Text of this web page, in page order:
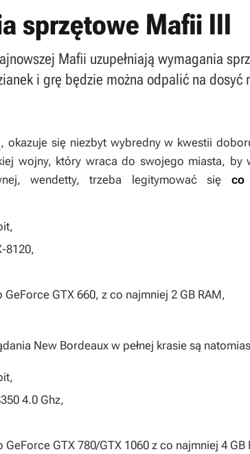
sprzętowe Mafii III
Mafii uzupełniają wymagania
i grę będzie można odpalić na dosyć
, okazuje się niezbyt wybredny w kwestii
wojny, który wraca do swojego miasta, by
wendetty, trzeba legitymować się co
8120,
GTX 660, z co najmniej 2 GB RAM,
New Bordeaux w pełnej krasie są
4.0 Ghz,
GTX 780/GTX 1060 z co najmniej 4 GB